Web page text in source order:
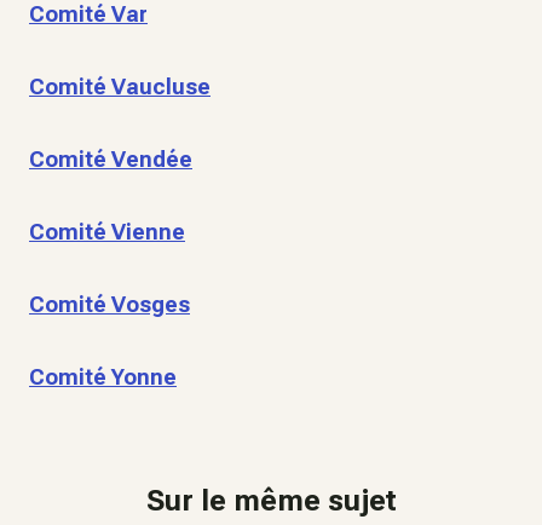
Comité Var
Comité Vaucluse
Comité Vendée
Comité Vienne
Comité Vosges
Comité Yonne
Sur le même sujet